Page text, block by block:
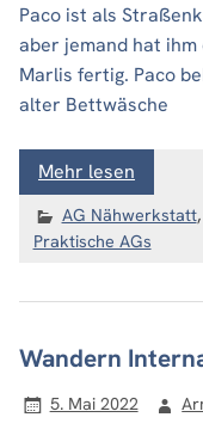
Paco ist als
aber jemand hat ihm
Marlis fertig. Paco
alter Bettwäsche
Mehr lesen
AG Nähwerkstatt,
Praktische AGs
Wandern
5. Mai 2022